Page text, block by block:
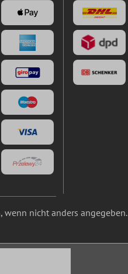
wenn nicht anders angegeben.